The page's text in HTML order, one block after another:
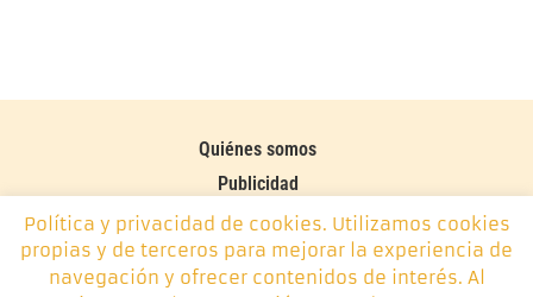
Quiénes somos
Publicidad
Contacto
Política de cookies
Política y privacidad de cookies. Utilizamos cookies
propias y de terceros para mejorar la experiencia de
navegación y ofrecer contenidos de interés. Al